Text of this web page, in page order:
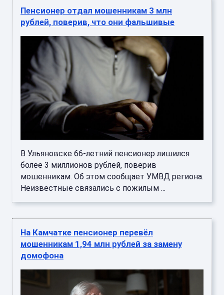
Пенсионер отдал мошенникам 3 млн
рублей, поверив, что они фальшивые
В Ульяновске 66-летний пенсионер лишился
более 3 миллионов рублей, поверив
мошенникам. Об этом сообщает УМВД региона.
Неизвестные связались с пожилым ...
На Камчатке пенсионер перевёл
мошенникам 1,94 млн рублей за замену
домофона